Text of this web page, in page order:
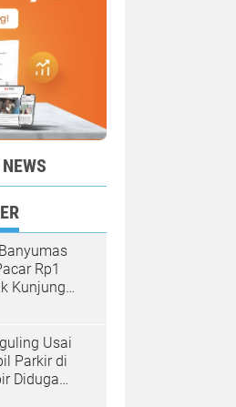
RI Ke-81,
Persatuan
Rp1
Kunjung
Tahun
Usai
Parkir di
Diduga